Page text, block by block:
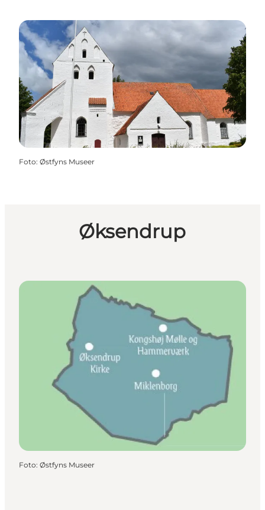
Foto: Østfyns Museer
Øksendrup
Foto: Østfyns Museer